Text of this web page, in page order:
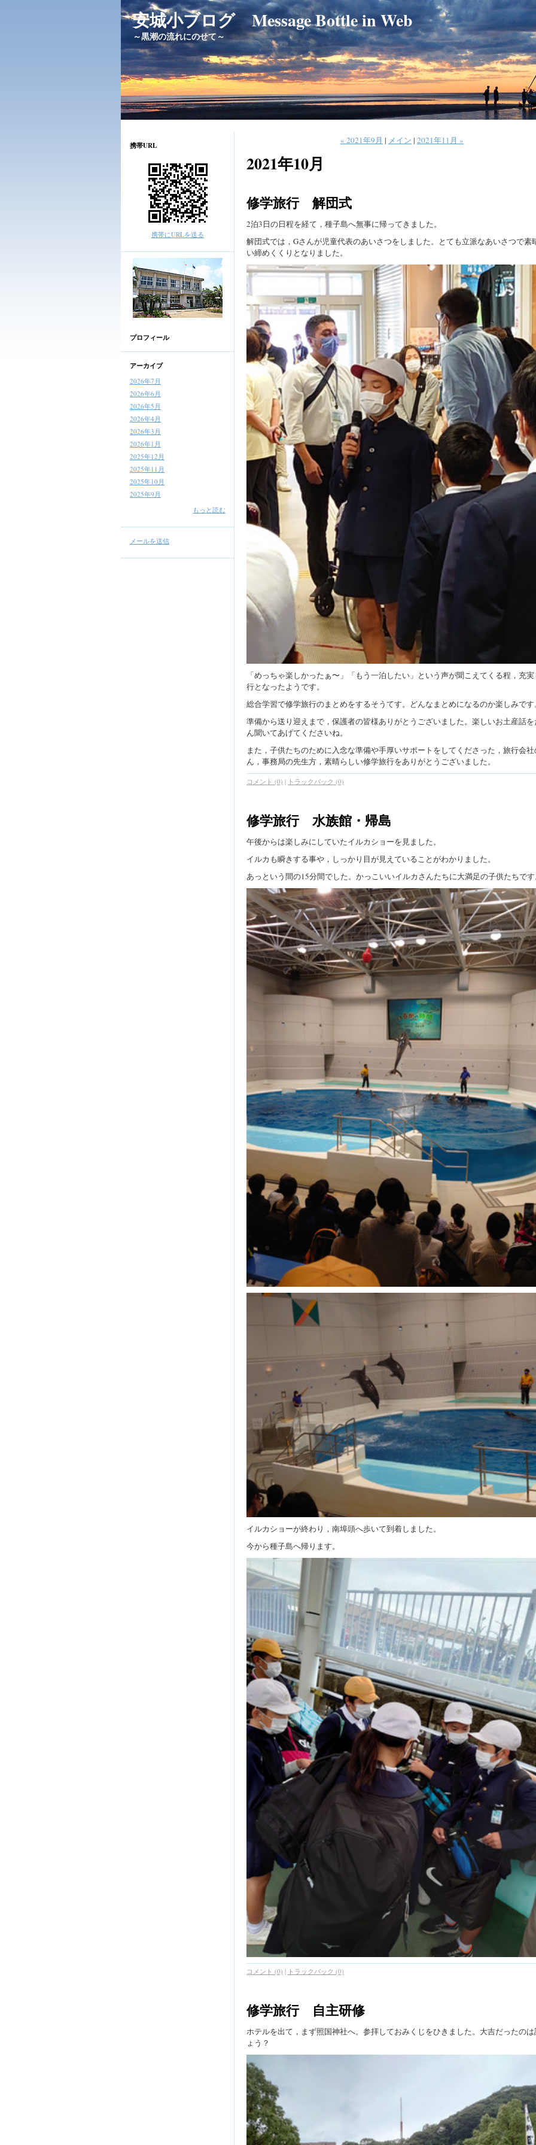
安城小ブログ Message Bottle in Web
～黒潮の流れにのせて～
携帯URL
携帯にURLを送る
プロフィール
アーカイブ
2026年7月
2026年6月
2026年5月
2026年4月
2026年3月
2026年1月
2025年12月
2025年11月
2025年10月
2025年9月
もっと読む
メールを送信
« 2021年9月 | メイン | 2021年11月 »
2021年10月
修学旅行 解団式
2泊3日の日程を経て，種子島へ無事に帰ってきました。
解団式では，Gさんが児童代表のあいさつをしました。とても立派なあいさつで素
い締めくくりとなりました。
「めっちゃ楽しかったぁ〜」「もう一泊したい」という声が聞こえてくる程，充
行となったようです。
総合学習で修学旅行のまとめをするそうてす。どんなまとめになるのか楽しみです
準備から送り迎えまで，保護者の皆様ありがとうございました。楽しいお土産話
ん聞いてあげてくださいね。
また，子供たちのために入念な準備や手厚いサポートをしてくださった，旅行会社
ん，事務局の先生方，素晴らしい修学旅行をありがとうございました。
コメント (0) | トラックバック (0)
修学旅行 水族館・帰島
午後からは楽しみにしていたイルカショーを見ました。
イルカも瞬きする事や，しっかり目が見えていることがわかりました。
あっという間の15分間でした。かっこいいイルカさんたちに大満足の子供たちで
イルカショーが終わり，南埠頭へ歩いて到着しました。
今から種子島へ帰ります。
コメント (0) | トラックバック (0)
修学旅行 自主研修
ホテルを出て，まず照国神社へ。参拝しておみくじをひきました。大吉だったの
ょう？